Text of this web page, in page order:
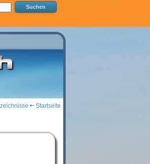
Startseite